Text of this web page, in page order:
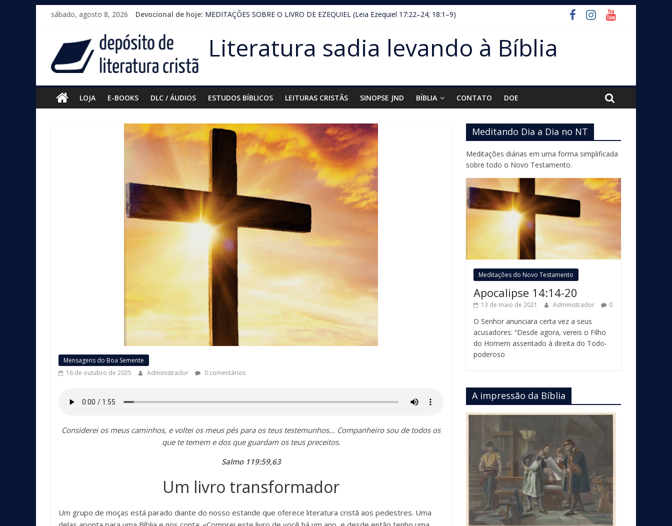
Pular
conteúdo
sábado, agosto 8, 2026 Devocional de hoje: MEDITAÇÕES SOBRE O LIVRO DE EZEQUIEL (Leia Ezequiel 17:22–24; 18:1–9)
Literatura sadia levando à Bíblia
LOJA E-BOOKS DLC / ÁUDIOS ESTUDOS BÍBLICOS LEITURAS CRISTÃS SINOPSE JND BÍBLIA CONTATO DOE
Mensagens do Boa Semente
16 de outubro de 2025
Administrador 0 comentários
Considerei os meus caminhos, e voltei os meus pés para os teus testemunhos... Companheiro sou de todos os
que te temem e dos que guardam os teus preceitos.
Salmo 119:59,63
Um livro transformador
Um grupo de moças está parado diante do nosso estande que oferece literatura cristã aos pedestres. Uma
Meditando Dia a Dia no NT
Meditações diárias em uma forma simplificada
sobre todo o Novo Testamento.
Meditações do Novo Testamento
Apocalipse 14:14-20
13 de maio de 2021 Administrador 0
O Senhor anunciara certa vez a seus
acusadores: “Desde agora, vereis o Filho
do Homem assentado à direita do Todo-
poderoso
A impressão da Bíblia